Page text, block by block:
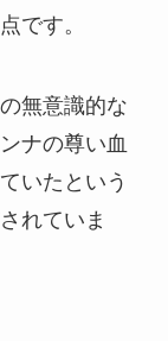
です。
無意識的な
ナの尊い血
いたという
れていま